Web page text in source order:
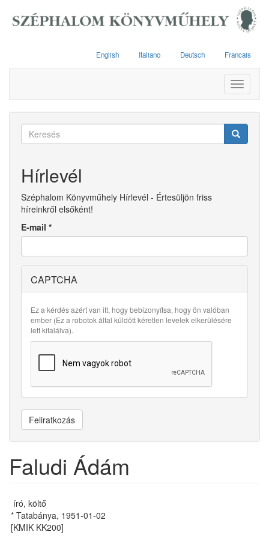
English Italiano Deutsch Francais
Toggle
Keresés
Hírlevél
Széphalom Könyvműhely Hírlevél - Értesüljön friss
híreinkről elsőként!
E-mail *
CAPTCHA
Ez a kérdés azért van itt, hogy bebizonyítsa, hogy ön valóban
ember (Ez a robotok által küldött kéretlen levelek elkerülésére
lett kitalálva).
Feliratkozás
Faludi Ádám
író, költő
* Tatabánya, 1951-01-02
[KMIK KK200]